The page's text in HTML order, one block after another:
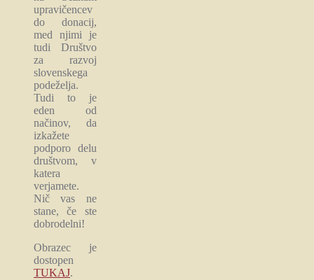
upravičencev
do donacij,
med njimi je
tudi Društvo
za razvoj
slovenskega
podeželja.
Tudi to je
eden od
načinov, da
izkažete
podporo delu
društvom, v
katera
verjamete.
Nič vas ne
stane, če ste
dobrodelni!
Obrazec je
dostopen
TUKAJ.